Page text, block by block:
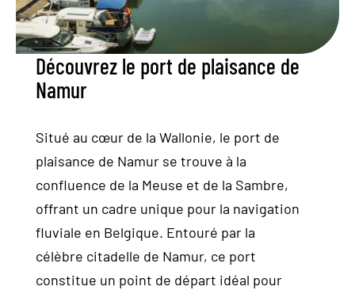
Location
Nous situer
Découvrez le port de plaisance de
Namur
Situé au cœur de la Wallonie, le port de
plaisance de Namur se trouve à la
confluence de la Meuse et de la Sambre,
offrant un cadre unique pour la navigation
fluviale en Belgique. Entouré par la
célèbre citadelle de Namur, ce port
constitue un point de départ idéal pour